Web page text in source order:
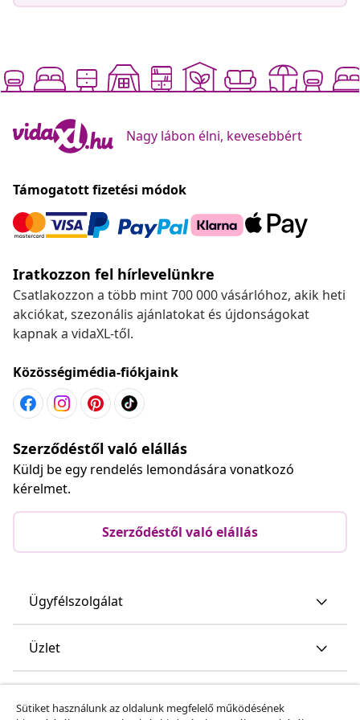
Nagy lábon élni, kevesebbért
Támogatott fizetési módok
Iratkozzon fel hírlevelünkre
Csatlakozzon a több mint 700 000 vásárlóhoz, akik heti
akciókat, szezonális ajánlatokat és újdonságokat
kapnak a vidaXL-től.
Közösségimédia-fiókjaink
Szerződéstől való elállás
Küldj be egy rendelés lemondására vonatkozó
kérelmet.
Szerződéstől való elállás
Ügyfélszolgálat
Üzlet
Sütiket használunk az oldalunk megfelelő működésének